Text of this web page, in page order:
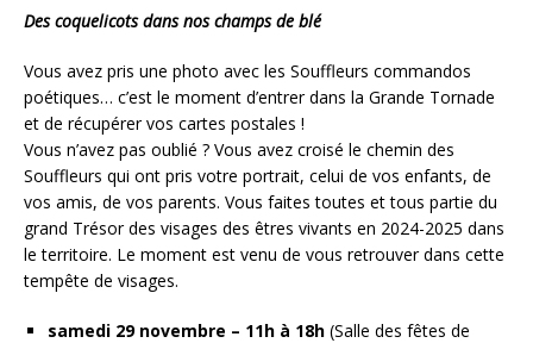
Des coquelicots dans nos champs de blé
Vous avez pris une photo avec les Souffleurs commandos
poétiques… c’est le moment d’entrer dans la Grande Tornade
et de récupérer vos cartes postales !
Vous n’avez pas oublié ? Vous avez croisé le chemin des
Souffleurs qui ont pris votre portrait, celui de vos enfants, de
vos amis, de vos parents. Vous faites toutes et tous partie du
grand Trésor des visages des êtres vivants en 2024-2025 dans
le territoire. Le moment est venu de vous retrouver dans cette
tempête de visages.
samedi 29 novembre – 11h à 18h (Salle des fêtes de